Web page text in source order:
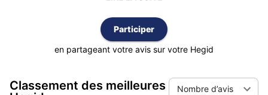
possédant au moins une Hegid. Le classement est
réalisé selon la meilleure note moyenne et vous
pouvez également trier cette liste par nombre d’avis
Participer
en partageant votre avis sur votre Hegid
Classement des meilleures
Nombre d’avis